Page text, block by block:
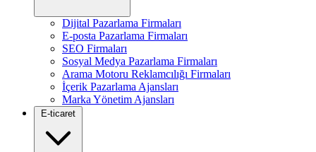
Dijital Pazarlama Firmaları
E-posta Pazarlama Firmaları
SEO Firmaları
Sosyal Medya Pazarlama Firmaları
Arama Motoru Reklamcılığı Firmaları
İçerik Pazarlama Ajansları
Marka Yönetim Ajansları
E-ticaret